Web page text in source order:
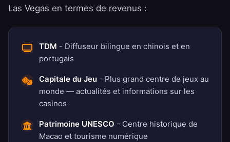
Las Vegas en termes de revenus :
TDM - Diffuseur bilingue en chinois et en
portugais
Capitale du Jeu - Plus grand centre de jeux au
monde — actualités et informations sur les
casinos
Patrimoine UNESCO - Centre historique de
Macao et tourisme numérique